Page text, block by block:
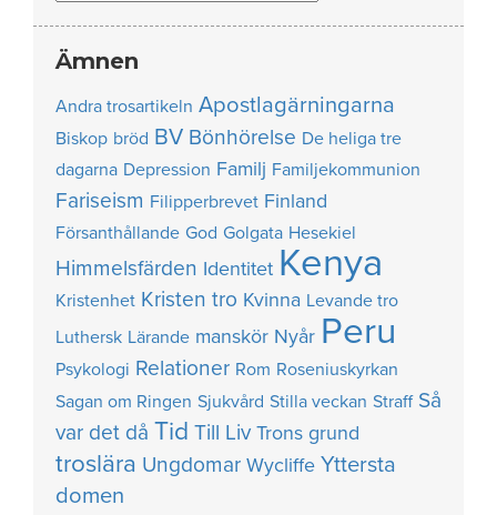
Ämnen
Andra trosartikeln Apostlagärningarna
Biskop bröd BV Bönhörelse De heliga tre
dagarna Depression Familj Familjekommunion
Fariseism Filipperbrevet Finland
Försanthållande God Golgata Hesekiel
Himmelsfärden Identitet Kenya
Kristenhet Kristen tro Kvinna Levande tro
Luthersk Lärande manskör Nyår Peru
Psykologi Relationer Rom Roseniuskyrkan
Sagan om Ringen Sjukvård Stilla veckan Straff Så
var det då Tid Till Liv Trons grund
troslära Ungdomar Wycliffe Yttersta
domen